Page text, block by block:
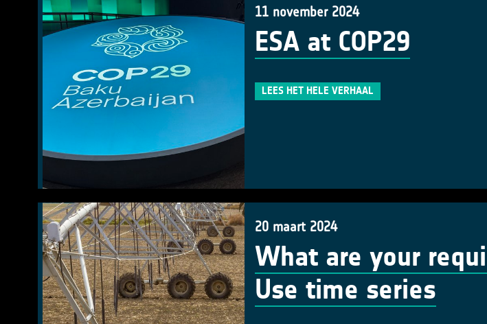
11 november 2024
ESA at COP29
LEES HET HELE VERHAAL
20 maart 2024
What are your
Use time series